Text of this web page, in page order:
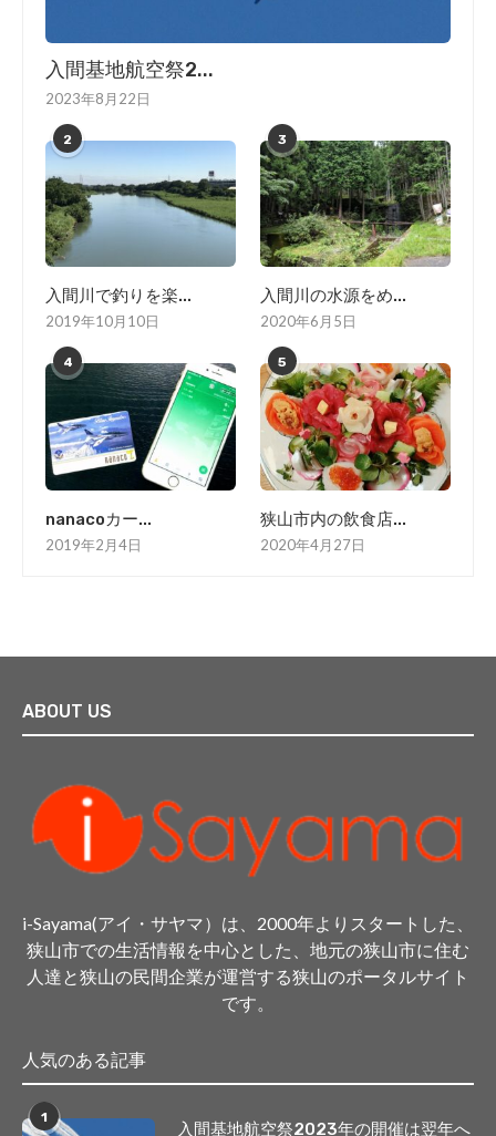
入間基地航空祭2...
2023年8月22日
2
入間川で釣りを楽...
2019年10月10日
3
入間川の水源をめ...
2020年6月5日
4
nanacoカー...
2019年2月4日
5
狭山市内の飲食店...
2020年4月27日
ABOUT US
i-Sayama(アイ・サヤマ）は、2000年よりスタートした、
狭山市での生活情報を中心とした、地元の狭山市に住む
人達と狭山の民間企業が運営する狭山のポータルサイト
です。
人気のある記事
1
入間基地航空祭2023年の開催は翌年へ